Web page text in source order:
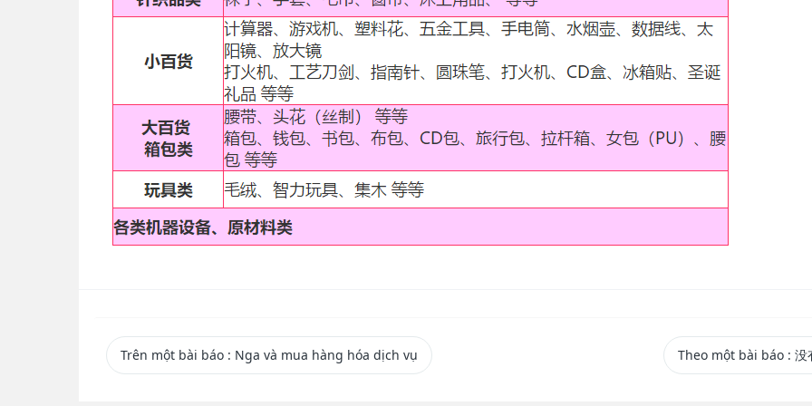
Trên một bài báo : Nga và mua hàng hóa dịch vụ Theo một bài báo : 没